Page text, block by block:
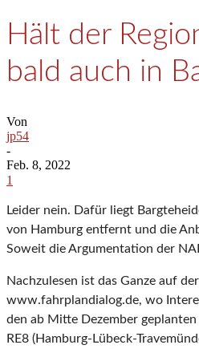
Hält der
bald auch in
Von
jp54
-
Feb. 8, 2022
1
Leider nein. Dafür liegt
von Hamburg entfernt und die
Soweit die Argumentation der
Nachzulesen ist das Ganze auf
www.fahrplandialog.de, wo
den ab Mitte Dezember
RE8 (Hamburg-Lübeck-